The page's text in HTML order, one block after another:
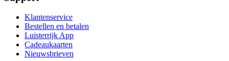
Klantenservice
Bestellen en betalen
Luisterrijk App
Cadeaukaarten
Nieuwsbrieven